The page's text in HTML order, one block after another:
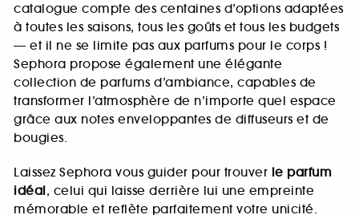
catalogue compte des centaines d’options adaptées
à toutes les saisons, tous les goûts et tous les budgets
— et il ne se limite pas aux parfums pour le corps !
Sephora propose également une élégante
collection de parfums d’ambiance, capables de
transformer l’atmosphère de n’importe quel espace
grâce aux notes enveloppantes de diffuseurs et de
bougies.
Laissez Sephora vous guider pour trouver le parfum
idéal, celui qui laisse derrière lui une empreinte
mémorable et reflète parfaitement votre unicité.